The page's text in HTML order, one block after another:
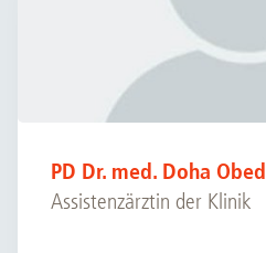
PD Dr. med. Doha Obed
Assistenzärztin der Klinik